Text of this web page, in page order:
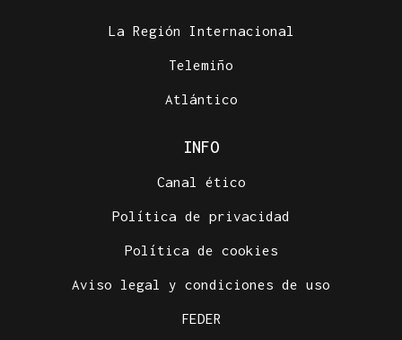
La Región Internacional
Telemiño
Atlántico
INFO
Canal ético
Política de privacidad
Política de cookies
Aviso legal y condiciones de uso
FEDER